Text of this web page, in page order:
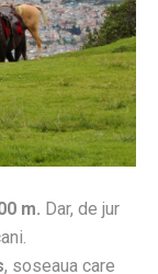
m. Dar, de jur
, soseaua care